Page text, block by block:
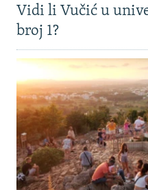
Vidi li Vučić u
broj 1?